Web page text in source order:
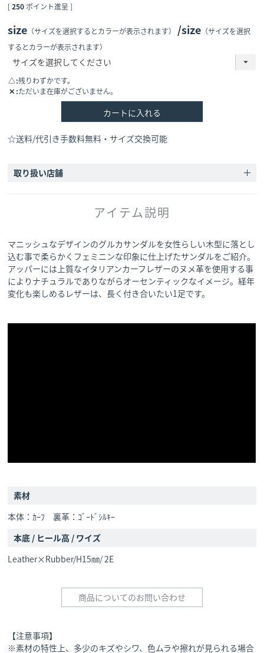
[ 250 ポイント進呈 ]
size （サイズを選択するとカラーが表示されます） size （サイズを選択
するとカラーが表示されます）
△ 残りわずかです。
✕ ただいま在庫がございません。
カートに入れる
☆送料/代引き手数料無料・サイズ交換可能
取り扱い店舗
アイテム説明
マニッシュなデザインのグルカサンダルを女性らしい木型に落とし
込む事で柔らかくフェミニンな印象に仕上げたサンダルをご紹介。
アッパーには上質なイタリアンカーフレザーのヌメ革を使用する事
によりナチュラルでありながらオーセンティックなイメージ。経年
変化も楽しめるレザーは、長く付き合いたい1足です。
素材
本体：ｶｰﾌ 裏革：ｺﾞｰﾄﾞｼﾙｷｰ
本底 / ヒール高 / ワイズ
Leather×Rubber/H15㎜/ 2E
商品についてのお問い合わせ
【注意事項】
※素材の特性上、多少のキズやシワ、色ムラや擦れが見られる場合